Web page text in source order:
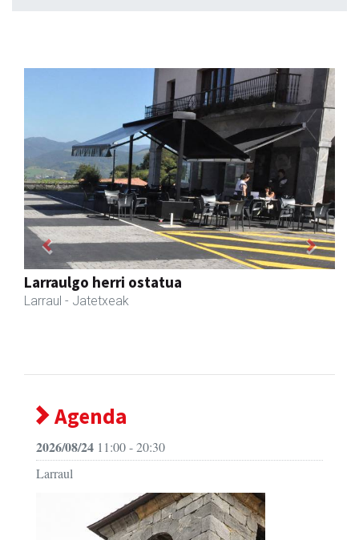
Amonarriz iturgintza S. L.
Larraul
Previous Next
Agenda
2026/08/24 11:00 - 20:30
Larraul